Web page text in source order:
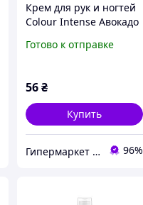
Крем для рук и ногтей
Colour Intense Авокадо
Готово к отправке
56 ₴
Купить
Гипермаркет АВИТАЛА 96%